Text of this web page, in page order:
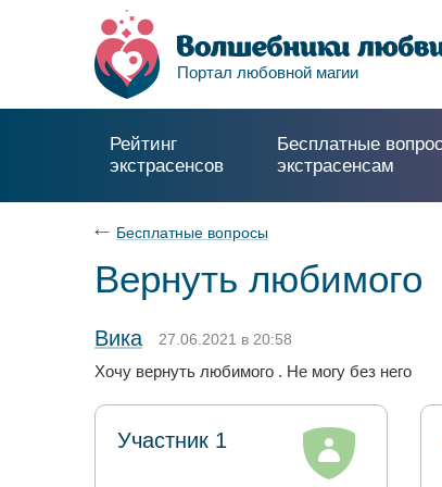
Портал любовной магии
Рейтинг
экстрасенсов
Бесплатные
экстрасенсам
Бесплатные вопросы
Вернуть любимого
Вика 27.06.2021 в 20:58
Хочу вернуть любимого . Не могу без него
Участник 1